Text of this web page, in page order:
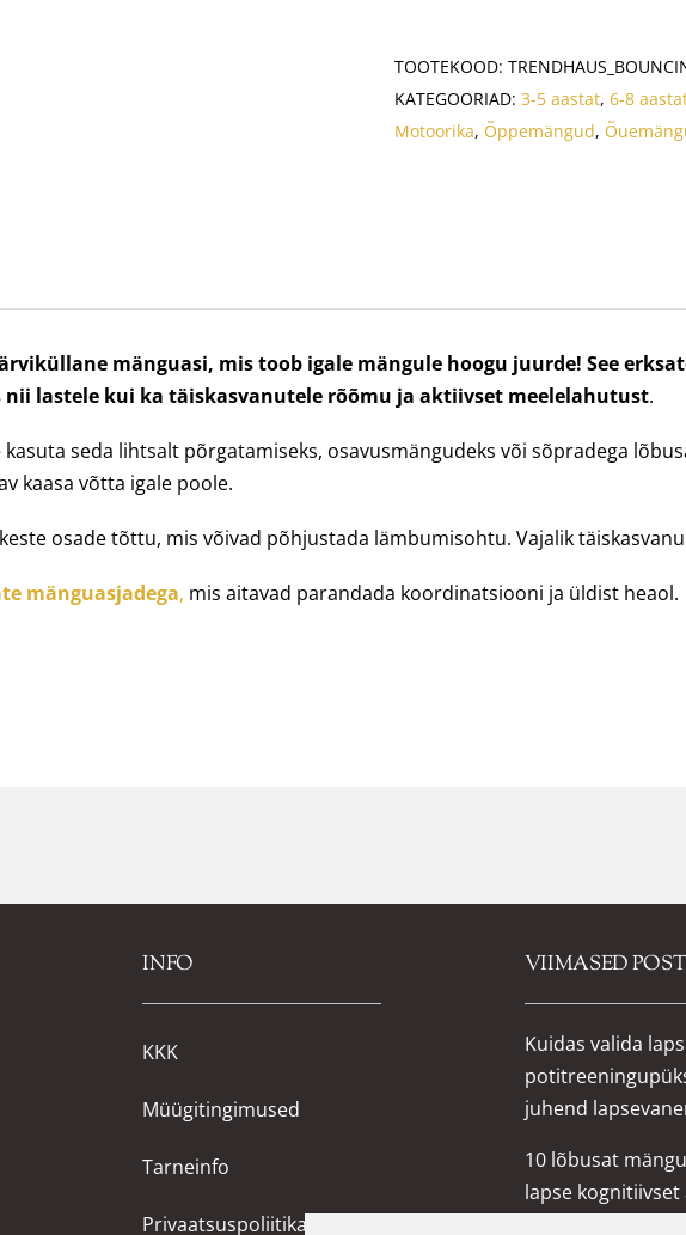
TOOTEKOOD:
KATEGOORIAD:3-5 aastat,6-8
Motoorika, Õppemängud,
mänguasi, mis toob igale mängule hoogu juurde! See
lastele kui ka täiskasvanutele rõõmu ja aktiivset meelelahutust.
seda lihtsalt põrgatamiseks, osavusmängudeks või sõpradega
kaasa võtta igale poole.
osade tõttu, mis võivad põhjustada lämbumisohtu. Vajalik
mänguasjadega, mis aitavad parandada koordinatsiooni ja üldist heaol.
INFO
KKK
Müügitingimused
Tarneinfo
Privaatsuspoliitika
VIIMASED
Kuidas valida
juhend
10 lõbusat
lapse